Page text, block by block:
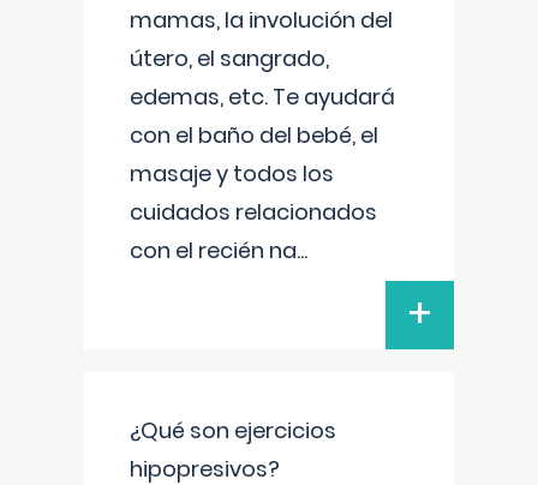
mamas, la involución del
útero, el sangrado,
edemas, etc. Te ayudará
con el baño del bebé, el
masaje y todos los
cuidados relacionados
con el recién na...
+
¿Qué son ejercicios
hipopresivos?